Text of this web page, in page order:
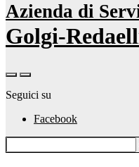
Azienda di
Golgi-
Seguici su
Facebook